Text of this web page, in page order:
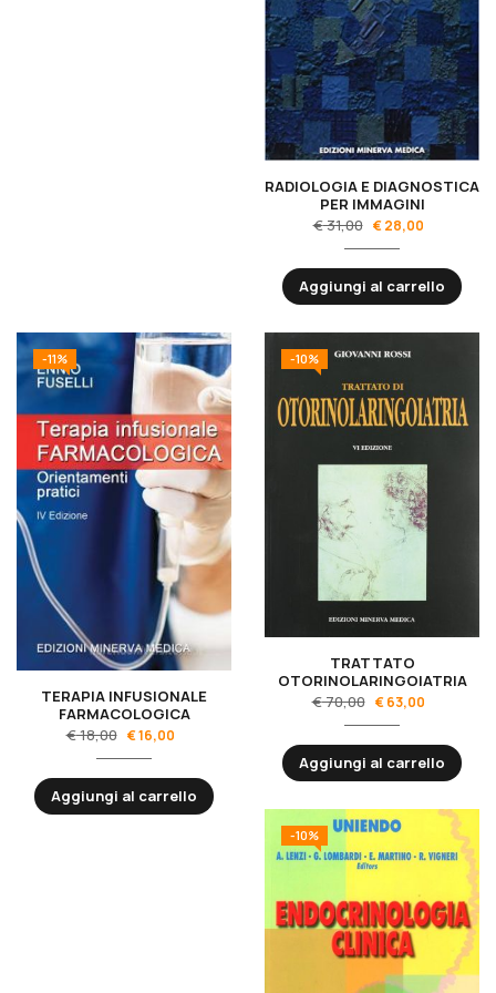
RADIOLOGIA E DIAGNOSTICA
PER IMMAGINI
€31,00 €28,00
Aggiungi al carrello
-11%
TERAPIA INFUSIONALE
FARMACOLOGICA
€18,00 €16,00
Aggiungi al carrello
-10%
TRATTATO
OTORINOLARINGOIATRIA
€70,00 €63,00
Aggiungi al carrello
-10%